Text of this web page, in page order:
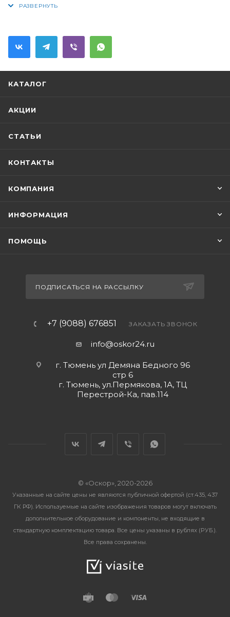
механизмами Soft Close
КАТАЛОГ
АКЦИИ
СТАТЬИ
КОНТАКТЫ
КОМПАНИЯ
ИНФОРМАЦИЯ
ПОМОЩЬ
ПОДПИСАТЬСЯ НА РАССЫЛКУ
+7 (9088) 676851 ЗАКАЗАТЬ ЗВОНОК
info@oskor24.ru
г. Тюмень ул Демяна Бедного 96
стр 6
г. Тюмень, ул.Пермякова, 1А, ТЦ
Перестрой-Ка, пав.114
© «Оскор», 2020-2026
Указанные на сайте цены не являются публичной офертой (ст.435, 437
ГК РФ). Используемые на сайте изображения товаров могут включать
дополнительное оборудование и компоненты, не входящие в
стандартную комплектацию товара. Все цены указаны в рублях (PУБ.).
Все права сохранены.